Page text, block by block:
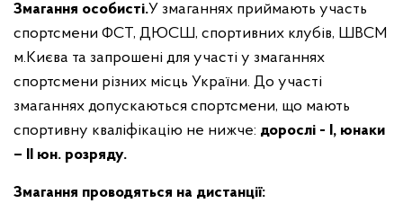
Змагання особисті.У змаганнях приймають участь
спортсмени ФСТ, ДЮСШ, спортивних клубів, ШВСМ
м.Києва та запрошені для участі у змаганнях
спортсмени різних місць України. До участі
змаганнях допускаються спортсмени, що мають
спортивну кваліфікацію не нижче: дорослі - І, юнаки
– ІІ юн. розряду.
Змагання проводяться на дистанції: